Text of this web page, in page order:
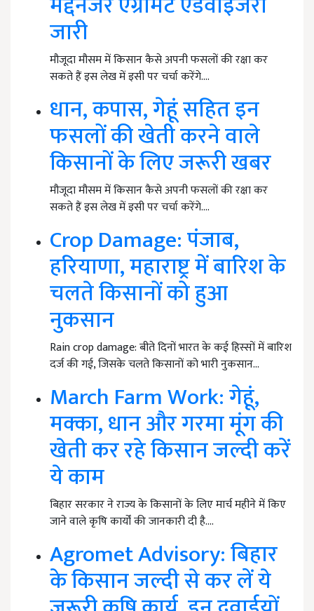
जारी
मौजूदा मौसम में किसान कैसे अपनी फसलों की रक्षा कर
सकते हैं इस लेख में इसी पर चर्चा करेंगे.…
धान, कपास, गेहूं सहित इन
फसलों की खेती करने वाले
किसानों के लिए जरूरी खबर
मौजूदा मौसम में किसान कैसे अपनी फसलों की रक्षा कर
सकते हैं इस लेख में इसी पर चर्चा करेंगे.…
Crop Damage: पंजाब,
हरियाणा, महाराष्ट्र में बारिश के
चलते किसानों को हुआ
नुकसान
Rain crop damage: बीते दिनों भारत के कई हिस्सों में बारिश
दर्ज की गई, जिसके चलते किसानों को भारी नुकसान…
March Farm Work: गेहूं,
मक्का, धान और गरमा मूंग की
खेती कर रहे किसान जल्दी करें
ये काम
बिहार सरकार ने राज्य के किसानों के लिए मार्च महीने में किए
जाने वाले कृषि कार्यों की जानकारी दी है.…
Agromet Advisory: बिहार
के किसान जल्दी से कर लें ये